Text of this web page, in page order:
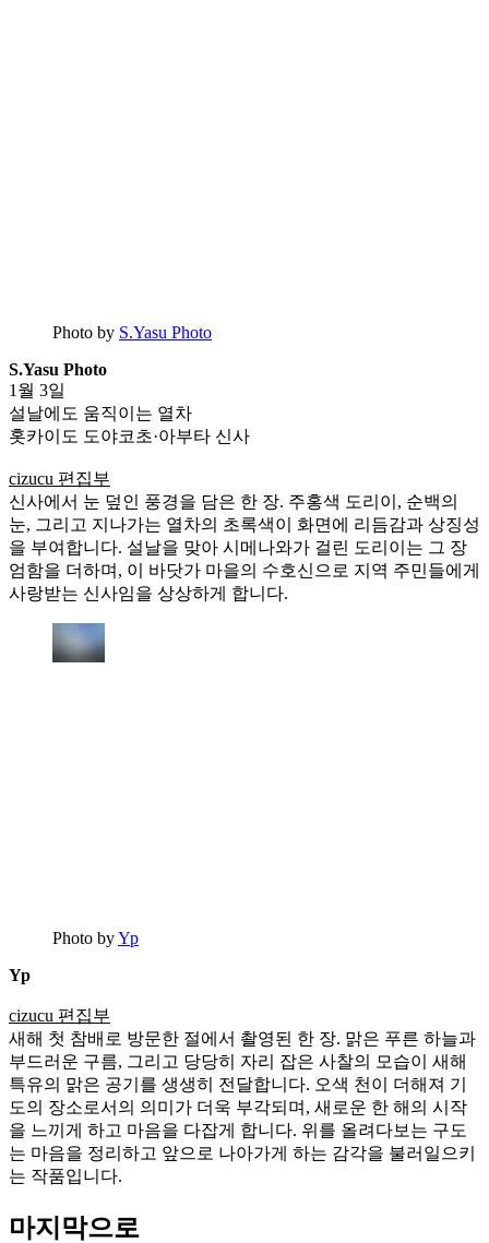
Photo by S.Yasu Photo
S.Yasu Photo
1월 3일
설날에도 움직이는 열차
홋카이도 도야코초·아부타 신사
cizucu 편집부
신사에서 눈 덮인 풍경을 담은 한 장. 주홍색 도리이, 순백의
눈, 그리고 지나가는 열차의 초록색이 화면에 리듬감과 상징성
을 부여합니다. 설날을 맞아 시메나와가 걸린 도리이는 그 장
엄함을 더하며, 이 바닷가 마을의 수호신으로 지역 주민들에게
사랑받는 신사임을 상상하게 합니다.
Photo byYp
Yp
cizucu 편집부
새해 첫 참배로 방문한 절에서 촬영된 한 장. 맑은 푸른 하늘과
부드러운 구름, 그리고 당당히 자리 잡은 사찰의 모습이 새해
특유의 맑은 공기를 생생히 전달합니다. 오색 천이 더해져 기
도의 장소로서의 의미가 더욱 부각되며, 새로운 한 해의 시작
을 느끼게 하고 마음을 다잡게 합니다. 위를 올려다보는 구도
는 마음을 정리하고 앞으로 나아가게 하는 감각을 불러일으키
는 작품입니다.
마지막으로